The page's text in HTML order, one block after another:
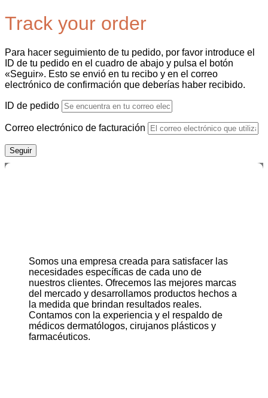
Track your order
Para hacer seguimiento de tu pedido, por favor introduce el
ID de tu pedido en el cuadro de abajo y pulsa el botón
«Seguir». Esto se envió en tu recibo y en el correo
electrónico de confirmación que deberías haber recibido.
ID de pedido
Correo electrónico de facturación
Seguir
Somos una empresa creada para satisfacer las
necesidades específicas de cada uno de
nuestros clientes. Ofrecemos las mejores marcas
del mercado y desarrollamos productos hechos a
la medida que brindan resultados reales.
Contamos con la experiencia y el respaldo de
médicos dermatólogos, cirujanos plásticos y
farmacéuticos.